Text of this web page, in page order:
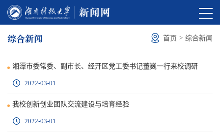
综合新闻 首页 > 综合新闻
湘潭市委常委、副市长、经开区党工委书记董巍一行来校调研
2022-03-01
我校创新创业团队交流建设与培育经验
2022-03-01